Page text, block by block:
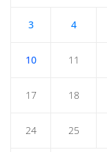
3 4
10 11
17 18
24 25